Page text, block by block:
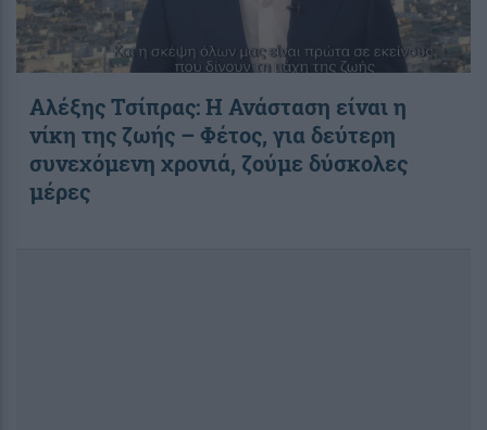
Αλέξης Τσίπρας: Η Ανάσταση είναι η
νίκη της ζωής – Φέτος, για δεύτερη
συνεχόμενη χρονιά, ζούμε δύσκολες
μέρες